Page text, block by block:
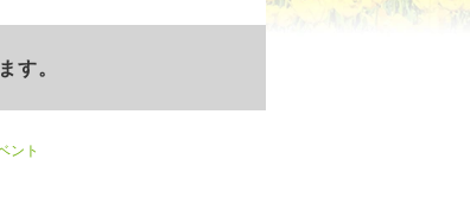
す。
ント